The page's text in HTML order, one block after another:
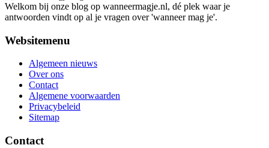
Welkom bij onze blog op wanneermagje.nl, dé plek waar je
antwoorden vindt op al je vragen over 'wanneer mag je'.
Websitemenu
Algemeen nieuws
Over ons
Contact
Algemene voorwaarden
Privacybeleid
Sitemap
Contact